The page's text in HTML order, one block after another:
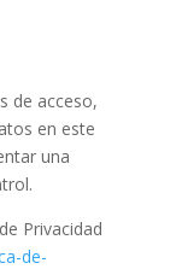
de acceso,
en este
una
Privacidad
de-